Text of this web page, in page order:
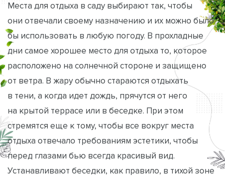
Места для отдыха в саду выбирают так, чтобы
они отвечали своему назначению и их можно было
бы использовать в любую погоду. В прохладные
дни самое хорошее место для отдыха то, которое
расположено на солнечной стороне и защищено
от ветра. В жару обычно стараются отдыхать
в тени, а когда идет дождь, прячутся от него
на крытой террасе или в беседке. При этом
стремятся еще к тому, чтобы все вокруг места
отдыха отвечало требованиям эстетики, чтобы
перед глазами бью всегда красивый вид.
Устанавливают беседки, как правило, в тихой зоне